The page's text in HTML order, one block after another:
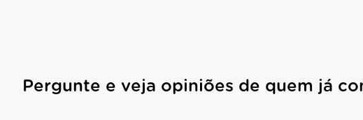
Pergunte e veja opiniões de quem já